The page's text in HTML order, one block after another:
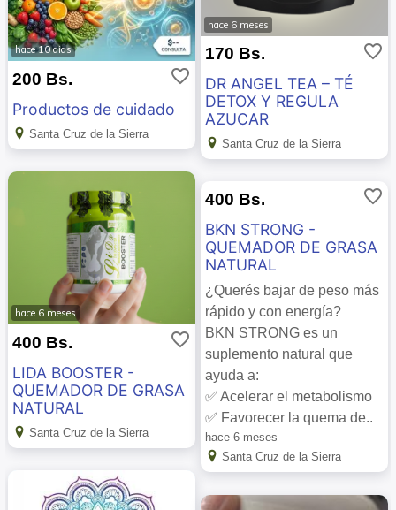
hace 10 dias
200 Bs. favorite_border
Productos de cuidado
Santa Cruz de la Sierra
hace 6 meses
170 Bs. favorite_border
DR ANGEL TEA – TÉ
DETOX Y REGULA
AZUCAR
Santa Cruz de la Sierra
hace 6 meses
400 Bs. favorite_border
LIDA BOOSTER -
QUEMADOR DE GRASA
NATURAL
Santa Cruz de la Sierra
400 Bs. favorite_border
BKN STRONG -
QUEMADOR DE GRASA
NATURAL
¿Querés bajar de peso más
rápido y con energía?
BKN STRONG es un
suplemento natural que
ayuda a:
✅ Acelerar el metabolismo
✅ Favorecer la quema de..
hace 6 meses
Santa Cruz de la Sierra